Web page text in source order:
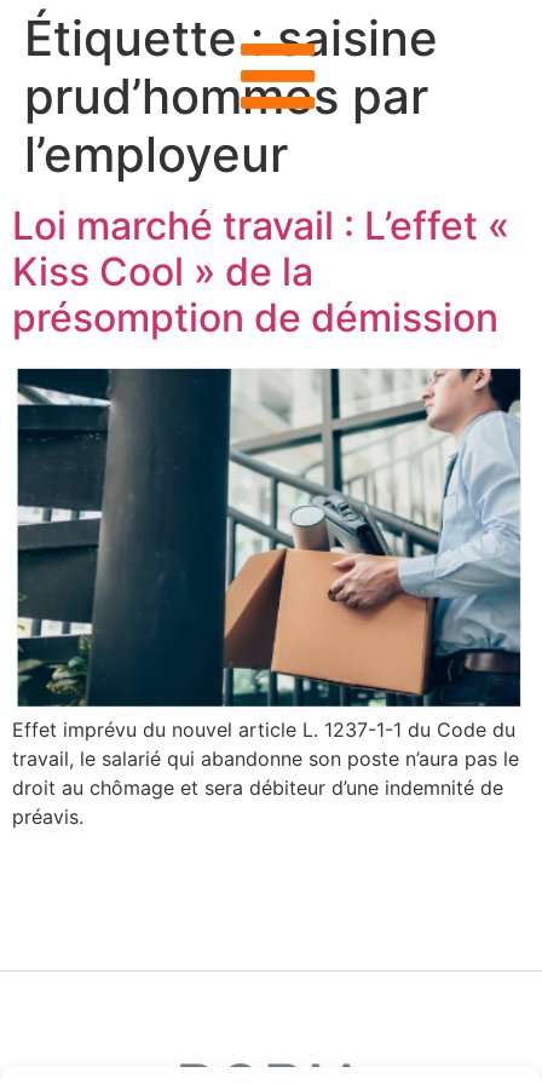
Étiquette :saisine
prud’hommes par
l’employeur
Loi marché travail : L’effet «
Kiss Cool » de la
présomption de démission
Effet imprévu du nouvel article L. 1237-1-1 du Code du
travail, le salarié qui abandonne son poste n’aura pas le
droit au chômage et sera débiteur d’une indemnité de
préavis.